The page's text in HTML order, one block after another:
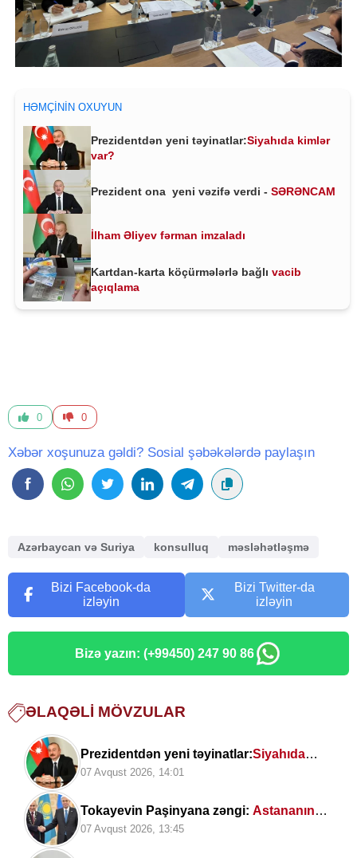
HƏMÇININ OXUYUN
Prezidentdən yeni təyinatlar:Siyahıda kimlər
var?
Prezident ona yeni vəzifə verdi - SƏRƏNCAM
İlham Əliyev fərman imzaladı
Kartdan-karta köçürmələrlə bağlı vacib
açıqlama
0 0
Xəbər xoşunuza gəldi? Sosial şəbəkələrdə paylaşın
Azərbaycan və Suriya konsulluq məsləhətləşmə
Bizi Facebook-da
izləyin
Bizi Twitter-da
izləyin
Bizə yazın: (+99450) 247 90 86
ƏLAQƏLI MÖVZULAR
Prezidentdən yeni təyinatlar:Siyahıda
kimlər var?
07 Avqust 2026, 14:01
Tokayevin Paşinyana zəngi: Astananın
Zəngəzur və Orta Dəhliz üzrə geosiyasi
hesablamaları
07 Avqust 2026, 13:45